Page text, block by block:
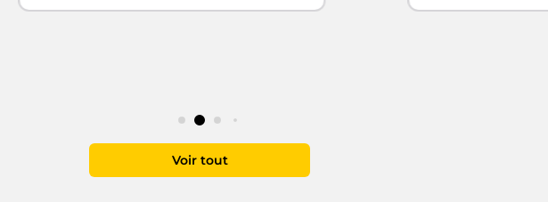
Voir tout